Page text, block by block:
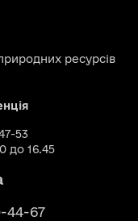
ресурсів
53
до 16.45
44-67